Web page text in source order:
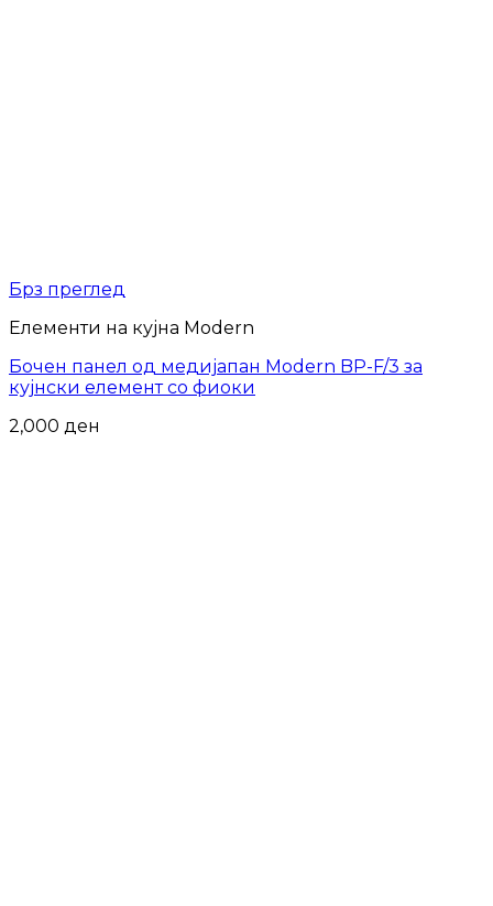
Брз преглед
Елементи на кујна Modern
Бочен панел од медијапан Modern BP-F/3 за
кујнски елемент со фиоки
2,000 ден